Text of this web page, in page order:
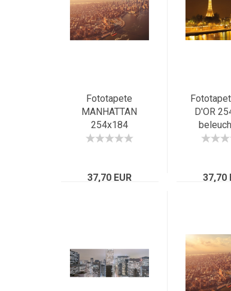
Fototapete
MANHATTAN
254x184
Panorama New
NYC
37,70 EUR
D'OR
37,70